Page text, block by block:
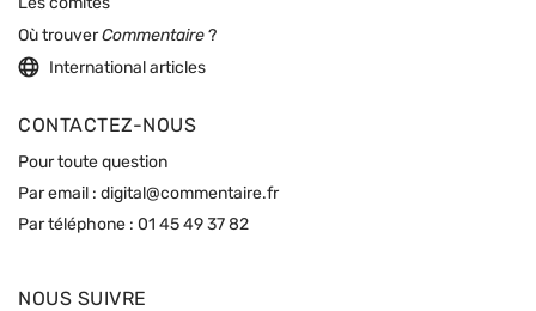
Les comités
Où trouverCommentaire ?
International articles
CONTACTEZ-NOUS
Pour toute question
Par email : digital@commentaire.fr
Par téléphone : 01 45 49 37 82
NOUS SUIVRE